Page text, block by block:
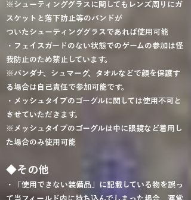
※シューティンググラスに関してもレンズ周りにガ
スケットと落下防止等のバンドが
ついたシューティンググラスであれば使用可能
・フェイスガードのない状態でのゲームの参加は怪
我防止のため禁止しています。
※バンダナ、シュマーグ、タオルなどで顔を保護す
る場合は自己責任で参加可能です。
・メッシュタイプのゴーグルに関しては使用不可と
させていただきます。
※メッシュタイプのゴーグルは中に眼鏡など着用し
た場合のみ使用可能
◆その他
・「使用できない装備品」に記載している物を誤っ